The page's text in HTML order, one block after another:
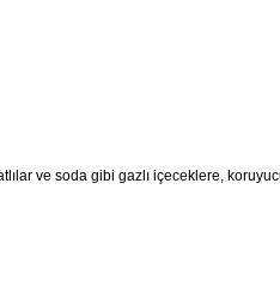
ve soda gibi gazlı içeceklere,